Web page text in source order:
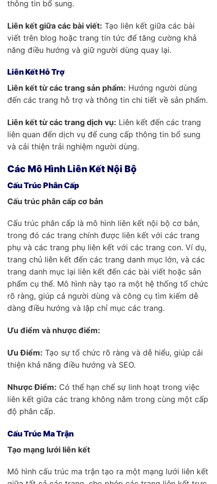
thông tin bổ sung.
Liên kết giữa các bài viết: Tạo liên kết giữa các bài
viết trên blog hoặc trang tin tức để tăng cường khả
năng điều hướng và giữ người dùng quay lại.
Liên Kết Hỗ Trợ
Liên kết từ các trang sản phẩm: Hướng người dùng
đến các trang hỗ trợ và thông tin chi tiết về sản phẩm.
Liên kết từ các trang dịch vụ: Liên kết đến các trang
liên quan đến dịch vụ để cung cấp thông tin bổ sung
và cải thiện trải nghiệm người dùng.
Các Mô Hình Liên Kết Nội Bộ
Cấu Trúc Phân Cấp
Cấu trúc phân cấp cơ bản
Cấu trúc phân cấp là mô hình liên kết nội bộ cơ bản,
trong đó các trang chính được liên kết với các trang
phụ và các trang phụ liên kết với các trang con. Ví dụ,
trang chủ liên kết đến các trang danh mục lớn, và các
trang danh mục lại liên kết đến các bài viết hoặc sản
phẩm cụ thể. Mô hình này tạo ra một hệ thống tổ chức
rõ ràng, giúp cả người dùng và công cụ tìm kiếm dễ
dàng điều hướng và lập chỉ mục các trang.
Ưu điểm và nhược điểm:
Ưu Điểm: Tạo sự tổ chức rõ ràng và dễ hiểu, giúp cải
thiện khả năng điều hướng và SEO.
Nhược Điểm: Có thể hạn chế sự linh hoạt trong việc
liên kết giữa các trang không nằm trong cùng một cấp
độ phân cấp.
Cấu Trúc Ma Trận
Tạo mạng lưới liên kết
Mô hình cấu trúc ma trận tạo ra một mạng lưới liên kết